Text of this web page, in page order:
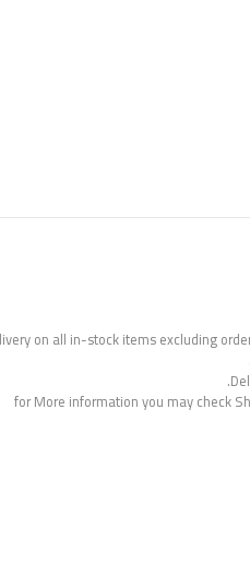
on all in-stock items excluding
for More information you may check